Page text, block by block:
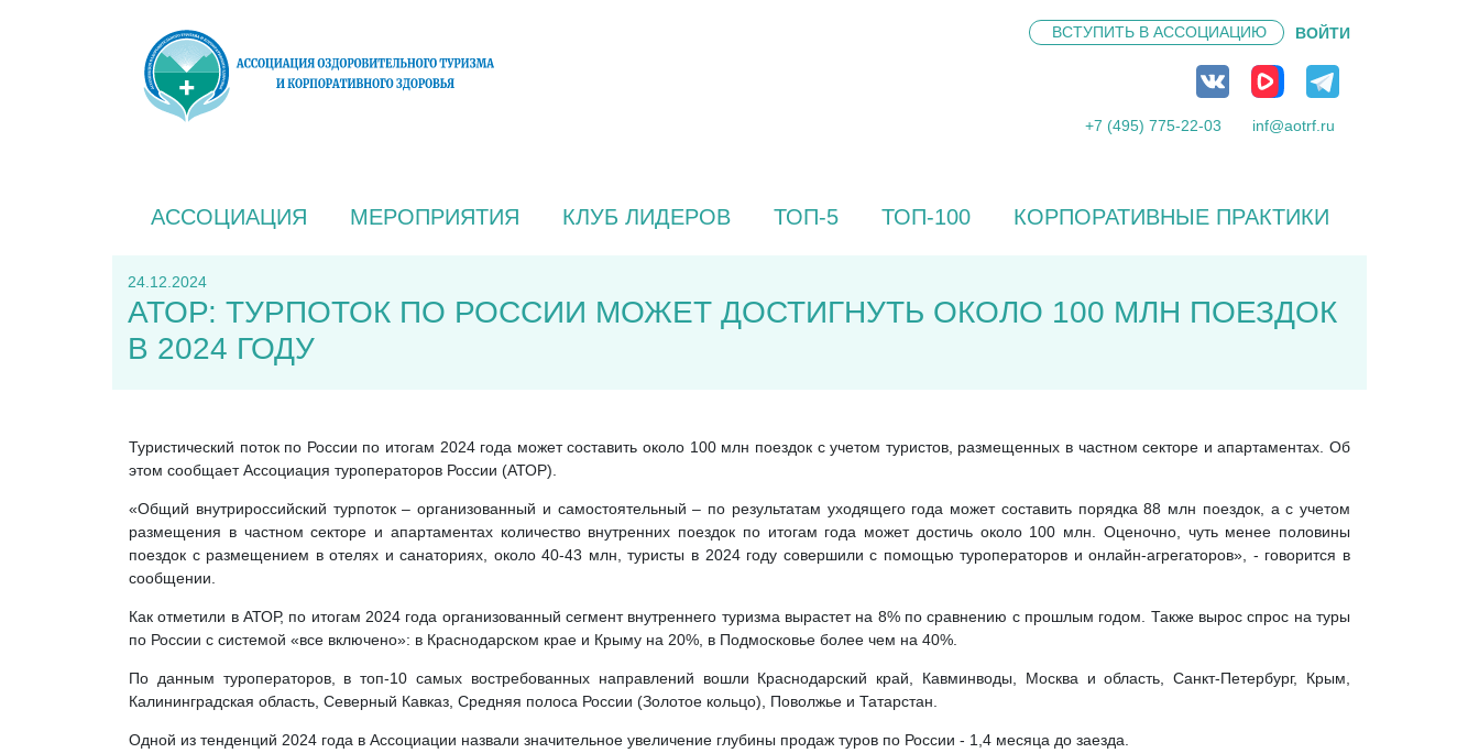
ВСТУПИТЬ В АССОЦИАЦИЮ ВОЙТИ
+7 (495) 775-22-03 inf@aotrf.ru
АССОЦИАЦИЯ МЕРОПРИЯТИЯ КЛУБ ЛИДЕРОВ ТОП-5 ТОП-100 КОРПОРАТИВНЫЕ ПРАКТИКИ
24.12.2024
АТОР: ТУРПОТОК ПО РОССИИ МОЖЕТ ДОСТИГНУТЬ ОКОЛО 100 МЛН ПОЕЗДОК
В 2024 ГОДУ
Туристический поток по России по итогам 2024 года может составить около 100 млн поездок с учетом туристов, размещенных в частном секторе и апартаментах. Об
этом сообщает Ассоциация туроператоров России (АТОР).
«Общий внутрироссийский турпоток – организованный и самостоятельный – по результатам уходящего года может составить порядка 88 млн поездок, а с учетом
размещения в частном секторе и апартаментах количество внутренних поездок по итогам года может достичь около 100 млн. Оценочно, чуть менее половины
поездок с размещением в отелях и санаториях, около 40-43 млн, туристы в 2024 году совершили с помощью туроператоров и онлайн-агрегаторов», - говорится в
сообщении.
Как отметили в АТОР, по итогам 2024 года организованный сегмент внутреннего туризма вырастет на 8% по сравнению с прошлым годом. Также вырос спрос на туры
по России с системой «все включено»: в Краснодарском крае и Крыму на 20%, в Подмосковье более чем на 40%.
По данным туроператоров, в топ-10 самых востребованных направлений вошли Краснодарский край, Кавминводы, Москва и область, Санкт-Петербург, Крым,
Калининградская область, Северный Кавказ, Средняя полоса России (Золотое кольцо), Поволжье и Татарстан.
Одной из тенденций 2024 года в Ассоциации назвали значительное увеличение глубины продаж туров по России - 1,4 месяца до заезда.